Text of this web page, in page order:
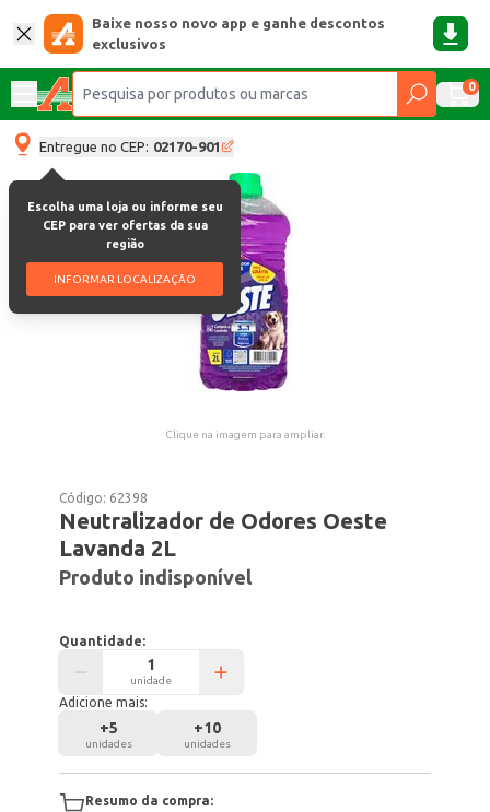
Baixe nosso novo app e ganhe descontos
exclusivos
0
Entregue no CEP: 02170-901
Escolha uma loja ou informe seu
CEP para ver ofertas da sua
região
INFORMAR LOCALIZAÇÃO
Clique na imagem para ampliar.
Código: 62398
Neutralizador de Odores Oeste
Lavanda 2L
Produto indisponível
Quantidade:
unidade
Adicione mais:
+5
unidades
+10
unidades
Resumo da compra: